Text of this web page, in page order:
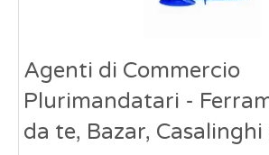
Agenti di Commercio
Plurimandatari -
da te, Bazar, Casalinghi